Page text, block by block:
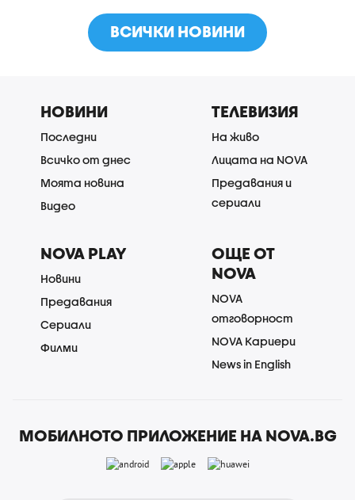
ВСИЧКИ НОВИНИ
НОВИНИ
Последни
Всичко от днес
Моята новина
Видео
ТЕЛЕВИЗИЯ
На живо
Лицата на NOVA
Предавания и
сериали
NOVA PLAY
Новини
Предавания
Сериали
Филми
ОЩЕ ОТ
NOVA
NOVA
отговорност
NOVA Кариери
News in English
МОБИЛНОТО ПРИЛОЖЕНИЕ НА NOVA.BG